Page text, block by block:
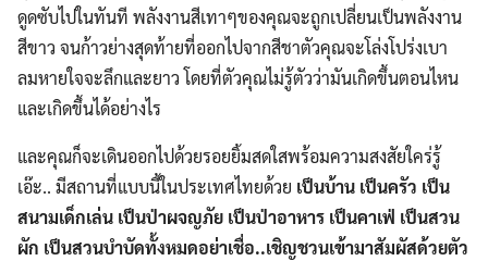
ดูดซับไปในทันที พลังงานสีเทาๆของคุณจะถูกเปลี่ยนเป็นพลังงาน
สีขาว จนก้าวย่างสุดท้ายที่ออกไปจากสีชาตัวคุณจะโล่งโปร่งเบา
ลมหายใจจะลึกและยาว โดยที่ตัวคุณไม่รู้ตัวว่ามันเกิดขึ้นตอนไหน
และเกิดขึ้นได้อย่างไร
และคุณก็จะเดินออกไปด้วยรอยยิ้มสดใสพร้อมความสงสัยใคร่รู้
เอ๊ะ.. มีสถานที่แบบนี้ในประเทศไทยด้วย เป็นบ้าน เป็นครัว เป็น
สนามเด็กเล่น เป็นป่าผจญภัย เป็นป่าอาหาร เป็นคาเฟ่ เป็นสวน
ผัก เป็นสวนบำบัดทั้งหมดอย่าเชื่อ..เชิญชวนเข้ามาสัมผัสด้วยตัว